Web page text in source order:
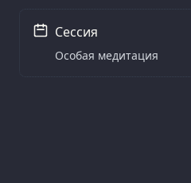
Сессия
Особая медитация